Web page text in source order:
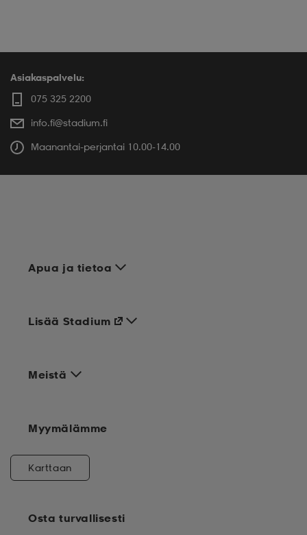
Asiakaspalvelu:
075 325 2200
info.fi@stadium.fi
Maanantai-perjantai 10.00-14.00
Apua ja tietoa
Meistä
Osta turvallisesti
Lisää Stadium
Myymälämme
Karttaan